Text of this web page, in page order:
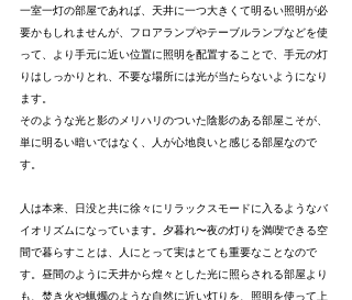
一室一灯の部屋であれば、天井に一つ大きくて明るい照明が必
要かもしれませんが、フロアランプやテーブルランプなどを使
って、より手元に近い位置に照明を配置することで、手元の灯
りはしっかりとれ、不要な場所には光が当たらないようになり
ます。
そのような光と影のメリハリのついた陰影のある部屋こそが、
単に明るい暗いではなく、人が心地良いと感じる部屋なので
す。
人は本来、日没と共に徐々にリラックスモードに入るようなバ
イオリズムになっています。夕暮れ〜夜の灯りを満喫できる空
間で暮らすことは、人にとって実はとても重要なことなので
す。昼間のように天井から煌々とした光に照らされる部屋より
も、焚き火や蝋燭のような自然に近い灯りを、照明を使って上